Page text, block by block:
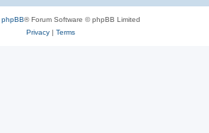
phpBB® Forum Software © phpBB Limited
Privacy| Terms